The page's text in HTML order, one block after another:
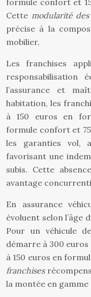
formule confort et
Cette modularité
précise à la
mobilier.
Les franchises
responsabilisation
l’assurance et
habitation, les
à 150 euros en
formule confort et
les garanties vol,
favorisant une
subis. Cette
avantage
En assurance
évoluent selon l’âge
Pour un véhicule
démarre à 300
à 150 euros en
franchises
la montée en